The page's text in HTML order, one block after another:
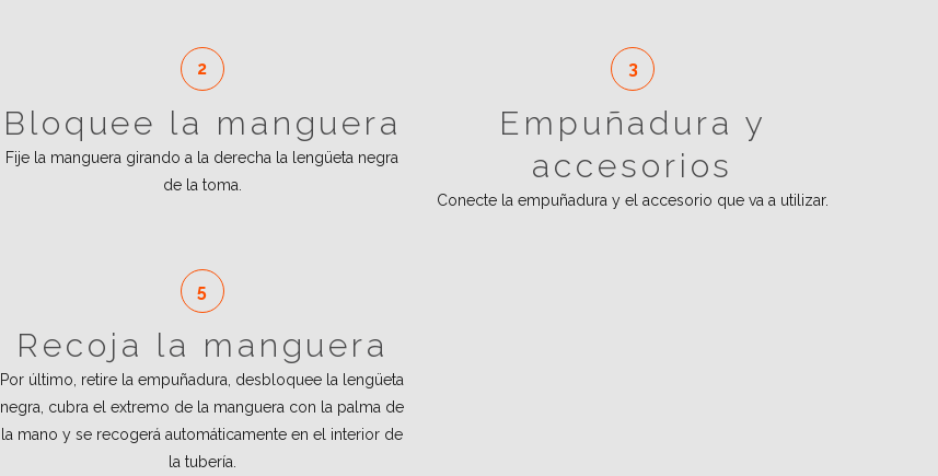
Bloquee la manguera
Fije la manguera girando a la derecha la lengüeta negra
de la toma.
Empuñadura y
accesorios
Conecte la empuñadura y el accesorio que va a utilizar.
Recoja la manguera
Por último, retire la empuñadura, desbloquee la lengüeta
negra, cubra el extremo de la manguera con la palma de
la mano y se recogerá automáticamente en el interior de
la tubería.